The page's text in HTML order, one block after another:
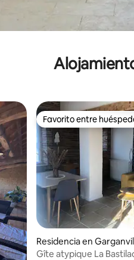
Favorito entre
Favorito entre
Residencia en
Gîte atypique La